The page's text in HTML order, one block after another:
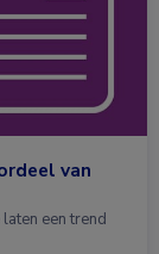
van
een trend